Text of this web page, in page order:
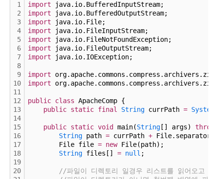
1
2
3
4
5
6
7
8
9
10
11
12
13
14
15
16
17
18
19
20
import java.io.BufferedInputStream;
import java.io.BufferedOutputStream;
import java.io.File;
import java.io.FileInputStream;
import java.io.FileNotFoundException;
import java.io.FileOutputStream;
import java.io.IOException;
import
import
public class ApacheComp {
public static final String currPath = System
public static void main(String [] args) throws
String path = currPath + File.separator
File file = new File(path);
String files[] = null ;
//파일이 디렉토리 일경우 리스트를 읽어오고